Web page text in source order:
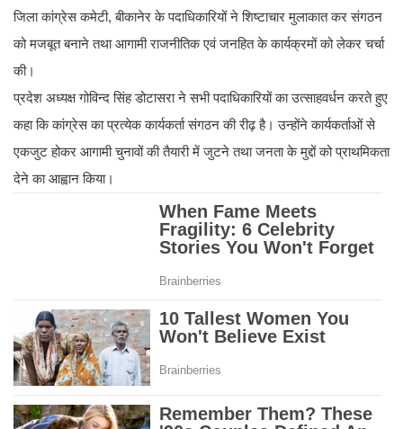
जिला कांग्रेस कमेटी, बीकानेर के पदाधिकारियों ने शिष्टाचार मुलाकात कर संगठन
को मजबूत बनाने तथा आगामी राजनीतिक एवं जनहित के कार्यक्रमों को लेकर चर्चा
की।
प्रदेश अध्यक्ष गोविन्द सिंह डोटासरा ने सभी पदाधिकारियों का उत्साहवर्धन करते हुए
कहा कि कांग्रेस का प्रत्येक कार्यकर्ता संगठन की रीढ़ है। उन्होंने कार्यकर्ताओं से
एकजुट होकर आगामी चुनावों की तैयारी में जुटने तथा जनता के मुद्दों को प्राथमिकता
देने का आह्वान किया।